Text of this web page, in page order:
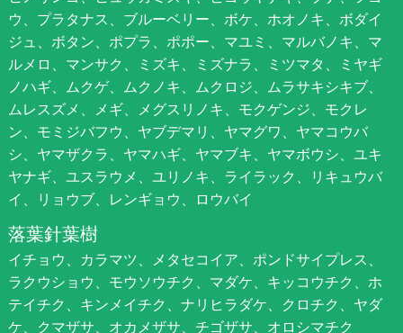
ウ、プラタナス、ブルーベリー、ボケ、ホオノキ、ボダイ
ジュ、ボタン、ポプラ、ポポー、マユミ、マルバノキ、マ
ルメロ、マンサク、ミズキ、ミズナラ、ミツマタ、ミヤギ
ノハギ、ムクゲ、ムクノキ、ムクロジ、ムラサキシキブ、
ムレスズメ、メギ、メグスリノキ、モクゲンジ、モクレ
ン、モミジバフウ、ヤブデマリ、ヤマグワ、ヤマコウバ
シ、ヤマザクラ、ヤマハギ、ヤマブキ、ヤマボウシ、ユキ
ヤナギ、ユスラウメ、ユリノキ、ライラック、リキュウバ
イ、リョウブ、レンギョウ、ロウバイ
落葉針葉樹
イチョウ、カラマツ、メタセコイア、ポンドサイプレス、
ラクウショウ、モウソウチク、マダケ、キッコウチク、ホ
テイチク、キンメイチク、ナリヒラダケ、クロチク、ヤダ
ケ、クマザサ、オカメザサ、チゴザサ、オロシマチク